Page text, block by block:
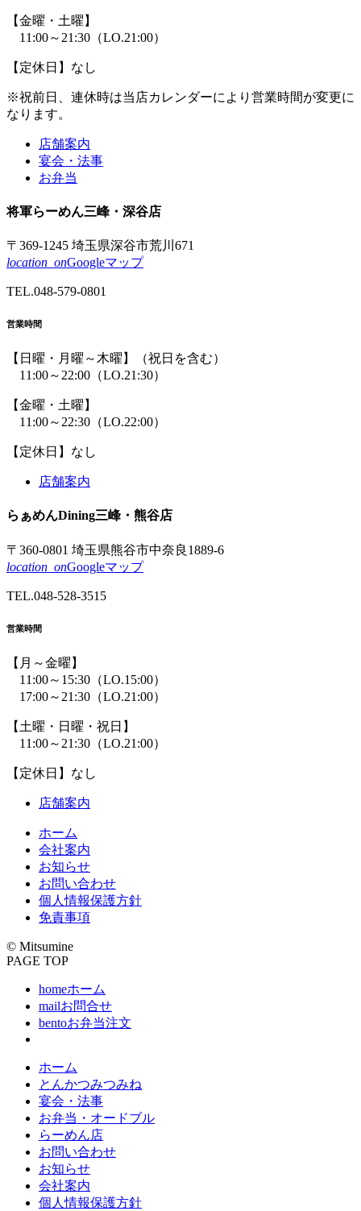
【金曜・土曜】
11:00～21:30 （LO.21:00）
【定休日】なし
※祝前日、連休時は当店カレンダーにより 営業時間が変更に
なります。
店舗案内
宴会・法事
お弁当
将軍らーめん三峰・深谷店
〒369-1245 埼玉県深谷市荒川671
location_onGoogleマップ
TEL.048-579-0801
営業時間
【日曜・月曜～木曜】
（祝日を含む）
11:00～22:00 （LO.21:30）
【金曜・土曜】
11:00～22:30 （LO.22:00）
【定休日】なし
店舗案内
らぁめんDining三峰・熊谷店
〒360-0801 埼玉県熊谷市中奈良1889-6
location_onGoogleマップ
TEL.048-528-3515
営業時間
【月～金曜】
11:00～15:30 （LO.15:00）
17:00～21:30 （LO.21:00）
【土曜・日曜・祝日】
11:00～21:30 （LO.21:00）
【定休日】なし
店舗案内
ホーム
会社案内
お知らせ
お問い合わせ
個人情報保護方針
免責事項
© Mitsumine
PAGE TOP
homeホーム
mailお問合せ
bentoお弁当注文
ホーム
とんかつみつみね
宴会・法事
お弁当・オードブル
らーめん店
お問い合わせ
お知らせ
会社案内
個人情報保護方針